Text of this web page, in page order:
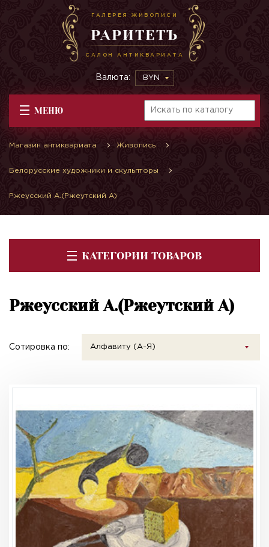
ГАЛЕРЕЯ ЖИВОПИСИ
РАРИТЕТЪ
САЛОН АНТИКВАРИАТА
Валюта: BYN
МЕНЮ
Магазин антиквариата Живопись
Белорусские художники и скульпторы
Ржеусский А.(Ржеутский А)
КАТЕГОРИИ ТОВАРОВ
Ржеусский А.(Ржеутский А)
Сотировка по: Алфавиту (А-Я)